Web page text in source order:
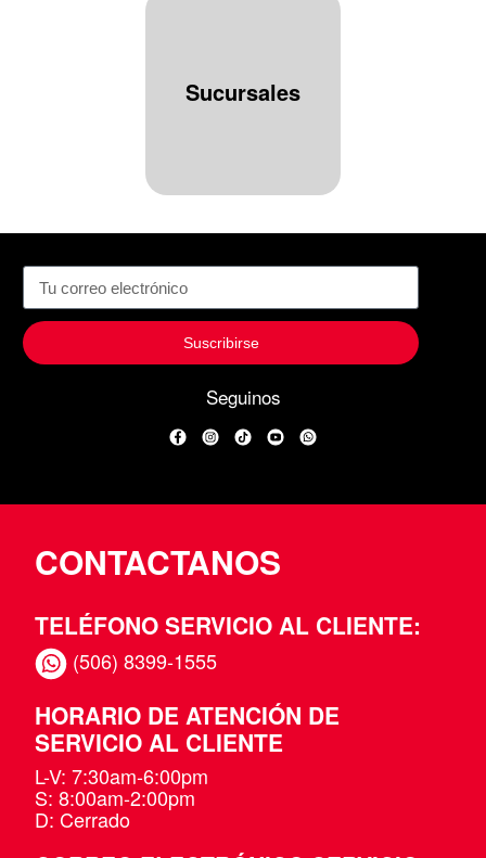
Sucursales
Suscribirse
Seguinos
FacebookInstagram
TikTokYouTubeWhatsApp
CONTACTANOS
TELÉFONO SERVICIO AL CLIENTE:
(506) 8399-1555
HORARIO DE ATENCIÓN DE
SERVICIO AL CLIENTE
L-V: 7:30am-6:00pm
S: 8:00am-2:00pm
D: Cerrado